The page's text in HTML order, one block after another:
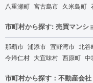
八重瀬町 宮古島市 久米島町
市町村から探す: 売買マンシ
那覇市 浦添市 宜野湾市 北谷
今帰仁村 大宜味村 西原町 中
市町村から探す：不動産会社